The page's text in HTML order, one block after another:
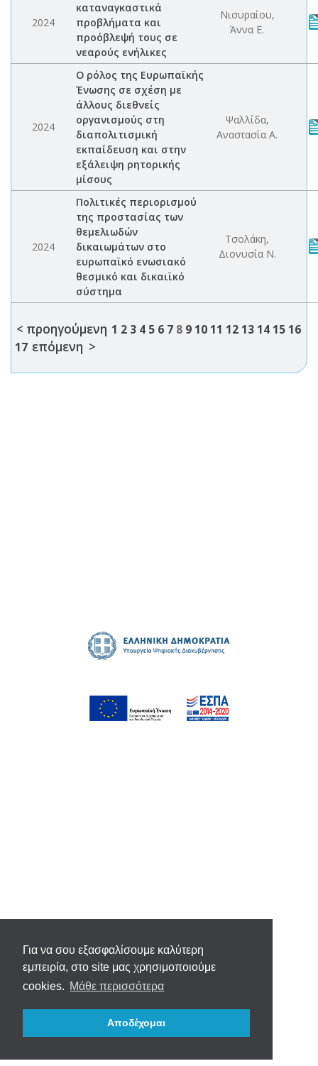
Για να σου εξασφαλίσουμε καλύτερη
εμπειρία, στο site μας χρησιμοποιούμε
cookies. Μάθε περισσότερα
Αποδέχομαι
2024
καταναγκαστικά
προβλήματα και
προόβλεψή τους σε
νεαρούς ενήλικες
Νισυραίου,
Άννα Ε.
2024
Ο ρόλος της Ευρωπαϊκής
Ένωσης σε σχέση με
άλλους διεθνείς
οργανισμούς στη
διαπολιτισμική
εκπαίδευση και στην
εξάλειψη ρητορικής
μίσους
Ψαλλίδα,
Αναστασία Α.
2024
Πολιτικές περιορισμού
της προστασίας των
θεμελιωδών
δικαιωμάτων στο
ευρωπαϊκό ενωσιακό
θεσμικό και δικαιϊκό
σύστημα
Τσολάκη,
Διονυσία Ν.
< προηγούμενη 1 2 3 4 5 6 7 8 9 10 11 12 13 14 15 16
17 επόμενη >